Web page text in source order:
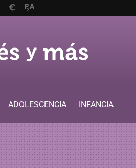
ADOLESCENCIA
INFANCIA